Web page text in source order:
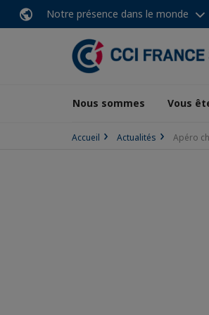
Notre présence dans le monde
Nous sommes Vous
Accueil Actualités Apéro